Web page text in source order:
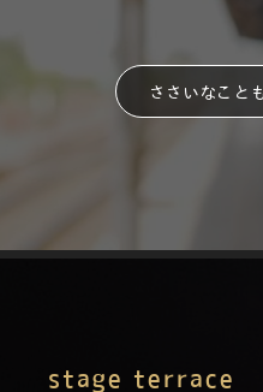
ささいなこと
stage terrace